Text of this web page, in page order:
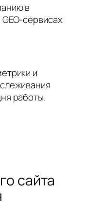
в
сервисах
и
работы.
сайта